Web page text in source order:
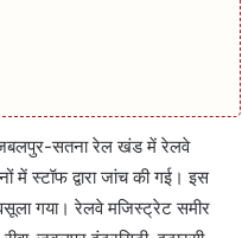
सतना रेल खंड में रेलवे
में स्टॉफ द्वारा जांच की गई। इस
गया। रेलवे मजिस्ट्रेट समीर